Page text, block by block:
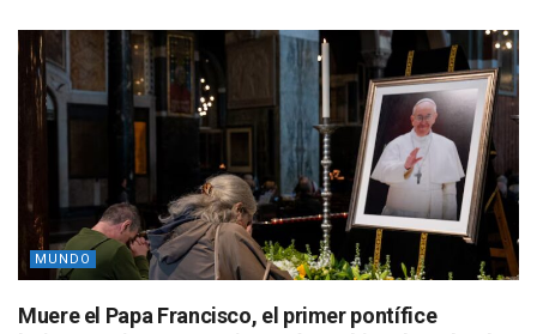
MUNDO
Muere el Papa Francisco, el primer pontífice